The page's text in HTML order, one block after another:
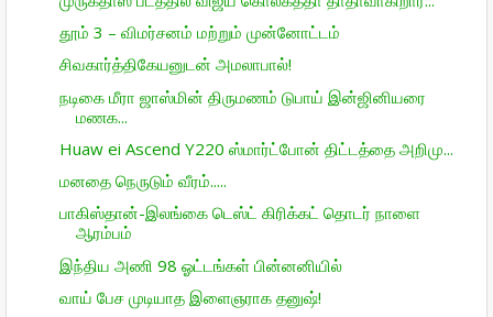
தூம் 3 – விமர்சனம் மற்றும் முன்னோட்டம்
சிவகார்த்திகேயனுடன் அமலாபால்!
நடிகை மீரா ஜாஸ்மின் திருமணம் டுபாய் இன்ஜினியரை
மணக...
Huaw ei Ascend Y220 ஸ்மார்ட்போன் திட்­டத்தை அறி­மு...
மனதை நெருடும் வீரம்.....
பாகிஸ்தான்-இலங்கை டெஸ்ட் கிரிக்கட் தொடர் நாளை
ஆரம்பம்
இந்திய அணி 98 ஓட்டங்கள் பின்னனியில்
வாய் பேச முடியாத இளைஞராக தனுஷ்!